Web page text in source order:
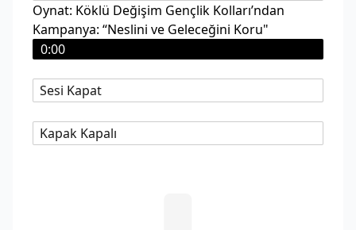
Oynat: Köklü Değişim Gençlik Kolları’ndan
Kampanya: “Neslini ve Geleceğini Koru"
0:00
Sesi Kapat
Kapak Kapalı